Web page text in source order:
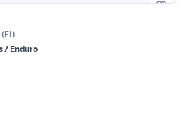
(FI)
/ Enduro